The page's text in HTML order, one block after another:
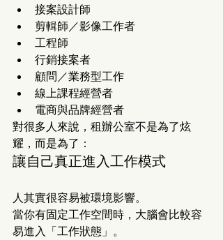
接案設計師
剪輯師／影像工作者
工程師
行銷接案者
顧問／業務型工作
線上課程經營者
電商與品牌經營者
對很多人來說，租辦公室不是為了炫
耀，而是為了：
讓自己真正進入工作模式
人其實很容易被環境影響。
當你有固定工作空間時，大腦會比較容
易進入「工作狀態」。